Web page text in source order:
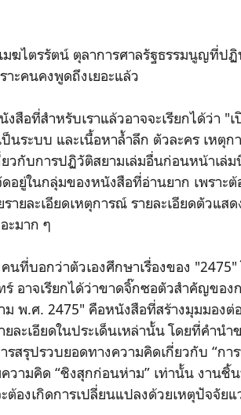
มฆไตรรัตน์ ตุลาการศาลรัฐธรรมนูญที่
าะคนคงพูดถึงเยอะแล้ว
อที่สำหรับเราแล้วอาจจะเรียกได้ว่า "เ
นระบบ และเนื้อหาล้ำลึก ตัวละคร เหตุ
กับการปฏิวัติสยามเล่มอื่นก่อนหน้าเล่ม
ยู่ในกลุ่มของหนังสือที่อ่านยาก เพราะต้
ายละเอียดเหตุการณ์ รายละเอียดตัวแส
ะมาก ๆ
นที่บอกว่าตัวเองศึกษาเรื่องของ
อาจเรียกได้ว่าขาดจิ๊กซอตัวสำคัญของ
ม พ.ศ. 2475" คือหนังสือที่สร้างมุมมอง
ละเอียดในประเด็นเหล่านั้น โดยที่คำน
สรุปรวบยอดทางความคิดเกี่ยวกับ “กา
วามคิด “ชิงสุกก่อนห่าม” เท่านั้น งานชิ้
ต้องเกิดการเปลี่ยนแปลงด้วยเหตุปัจจัย